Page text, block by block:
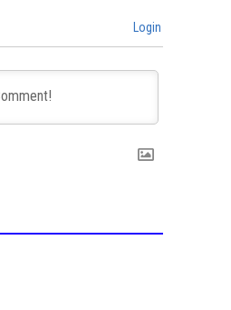
Login